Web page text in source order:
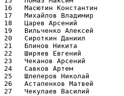
16   Масютин
17   Михайлов
18   Царев Арсений
19   Вильченко
20   Сироткин
21   Блинов Никита
22   Ширяев Евгений
23   Чеканов
24   Савков Артем
25   Шлеперов
26   Астапенков
27   Чекулаев